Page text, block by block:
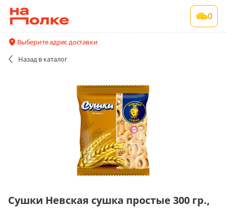
0
Выберите адрес доставки
Назад в каталог
Сушки Невская сушка простые 300 гр., флоу-
пак
Сушки Невская сушка простые 300 гр.,